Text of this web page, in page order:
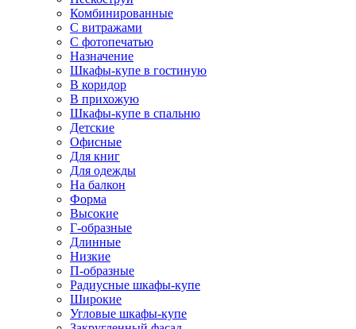
Комбинированные
С витражами
С фотопечатью
Назначение
Шкафы-купе в гостиную
В коридор
В прихожую
Шкафы-купе в спальню
Детские
Офисные
Для книг
Для одежды
На балкон
Форма
Высокие
Г-образные
Длинные
Низкие
П-образные
Радиусные шкафы-купе
Широкие
Угловые шкафы-купе